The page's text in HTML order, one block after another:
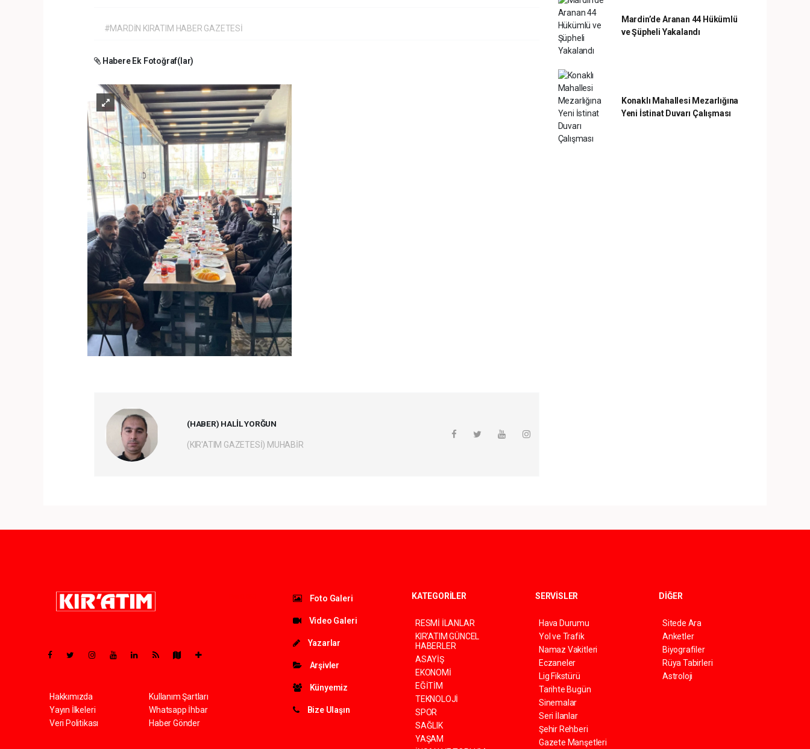
#MARDİN KIRATIM HABER GAZETESİ
Habere Ek Fotoğraf(lar)
(HABER) HALİL YORĞUN
(KIR'ATIM GAZETESİ) MUHABİR
Mardin’de Aranan 44 Hükümlü
ve Şüpheli Yakalandı
Konaklı Mahallesi Mezarlığına
Yeni İstinat Duvarı Çalışması
Hakkımızda
Yayın İlkeleri
Veri Politikası
Kullanım Şartları
Whatsapp İhbar
Haber Gönder
Foto Galeri
Video Galeri
Yazarlar
Arşivler
Künyemiz
Bize Ulaşın
KATEGORİLER
RESMİ İLANLAR
KIR'ATIM GÜNCEL
HABERLER
ASAYİŞ
EKONOMİ
EĞİTİM
TEKNOLOJİ
SPOR
SAĞLIK
YAŞAM
SERVİSLER
Hava Durumu
Yol ve Trafik
Namaz Vakitleri
Eczaneler
Lig Fikstürü
Tarihte Bugün
Sinemalar
Seri İlanlar
Şehir Rehberi
Gazete Manşetleri
DİĞER
Sitede Ara
Anketler
Biyografiler
Rüya Tabirleri
Astroloji